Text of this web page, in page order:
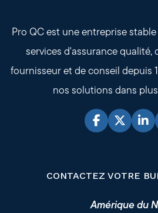
Pro QC est une entreprise
services d'assurance qualité,
fournisseur et de conseil depuis
nos solutions dans
CONTACTEZ VOTRE
Amérique du